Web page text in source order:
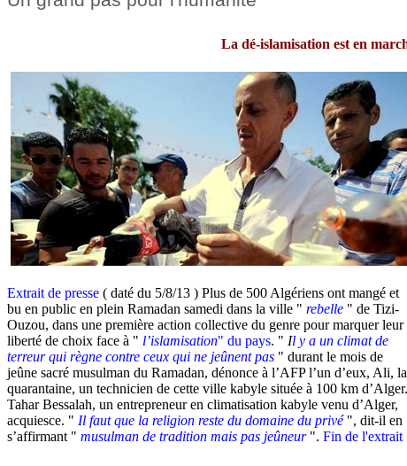
La dé-islamisation est en
Extrait de presse ( daté du 5/8/13 ) Plus de 500 Algériens ont mangé et
bu en public en plein Ramadan samedi dans la ville " rebelle " de Tizi-
Ouzou, dans une première action collective du genre pour marquer leur
liberté de choix face à " l’islamisation" du pays. " Il y a un climat de
terreur qui règne contre ceux qui ne jeûnent pas " durant le mois de
jeûne sacré musulman du Ramadan, dénonce à l’AFP l’un d’eux, Ali, la
quarantaine, un technicien de cette ville kabyle située à 100 km d’Alger.
Tahar Bessalah, un entrepreneur en climatisation kabyle venu d’Alger,
acquiesce. " Il faut que la religion reste du domaine du privé ", dit-il en
s’affirmant " musulman de tradition mais pas jeûneur ". Fin de l'extrait